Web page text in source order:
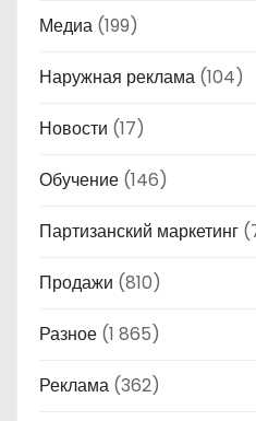
Медиа (199)
Наружная реклама (104)
Новости (17)
Обучение (146)
Партизанский маркетинг
Продажи (810)
Разное (1 865)
Реклама (362)